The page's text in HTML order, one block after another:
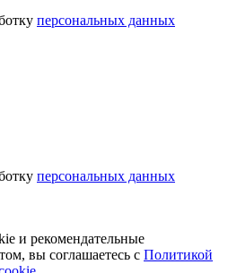
персональных данных
персональных данных
и рекомендательные
вы соглашаетесь с Политикой